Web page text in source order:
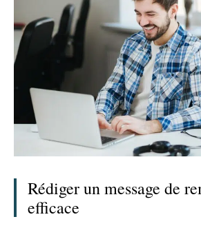
Rédiger un message de
efficace